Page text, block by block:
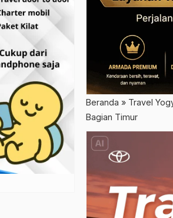
Beranda » Travel
Bagian Timur